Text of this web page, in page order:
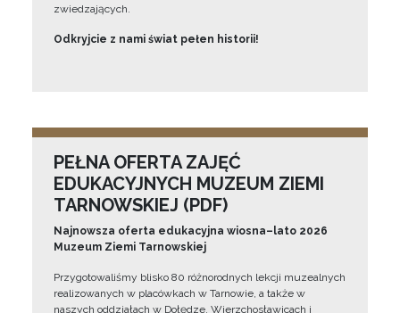
zwiedzających.
Odkryjcie z nami świat pełen historii!
PEŁNA OFERTA ZAJĘĆ
EDUKACYJNYCH MUZEUM ZIEMI
TARNOWSKIEJ (PDF)
Najnowsza oferta edukacyjna wiosna–lato 2026
Muzeum Ziemi Tarnowskiej
Przygotowaliśmy blisko 80 różnorodnych lekcji muzealnych
realizowanych w placówkach w Tarnowie, a także w
naszych oddziałach w Dołędze, Wierzchosławicach i